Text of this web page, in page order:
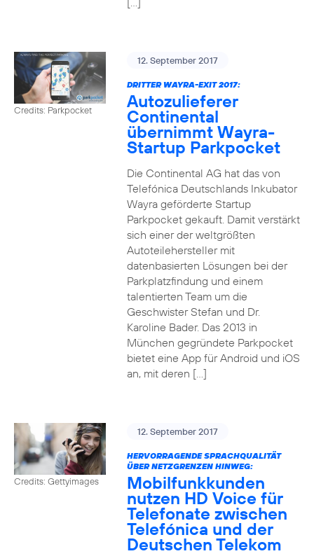
Credits: Parkpocket
12. September 2017
DRITTER WAYRA-EXIT 2017:
Autozulieferer
Continental
übernimmt Wayra-
Startup Parkpocket
Die Continental AG hat das von
Telefónica Deutschlands Inkubator
Wayra geförderte Startup
Parkpocket gekauft. Damit verstärkt
sich einer der weltgrößten
Autoteilehersteller mit
datenbasierten Lösungen bei der
Parkplatzfindung und einem
talentierten Team um die
Geschwister Stefan und Dr.
Karoline Bader. Das 2013 in
München gegründete Parkpocket
bietet eine App für Android und iOS
an, mit deren […]
Credits: Gettyimages
12. September 2017
HERVORRAGENDE SPRACHQUALITÄT
ÜBER NETZGRENZEN HINWEG:
Mobilfunkkunden
nutzen HD Voice für
Telefonate zwischen
Telefónica und der
Deutschen Telekom